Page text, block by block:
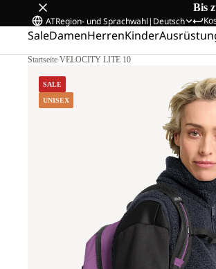
Bis
ATRegion- und Sprachwahl| Deutsch
SaleDamenHerrenKinder
Startseite/VELOCITY LITE 10
SALE
UNISEX